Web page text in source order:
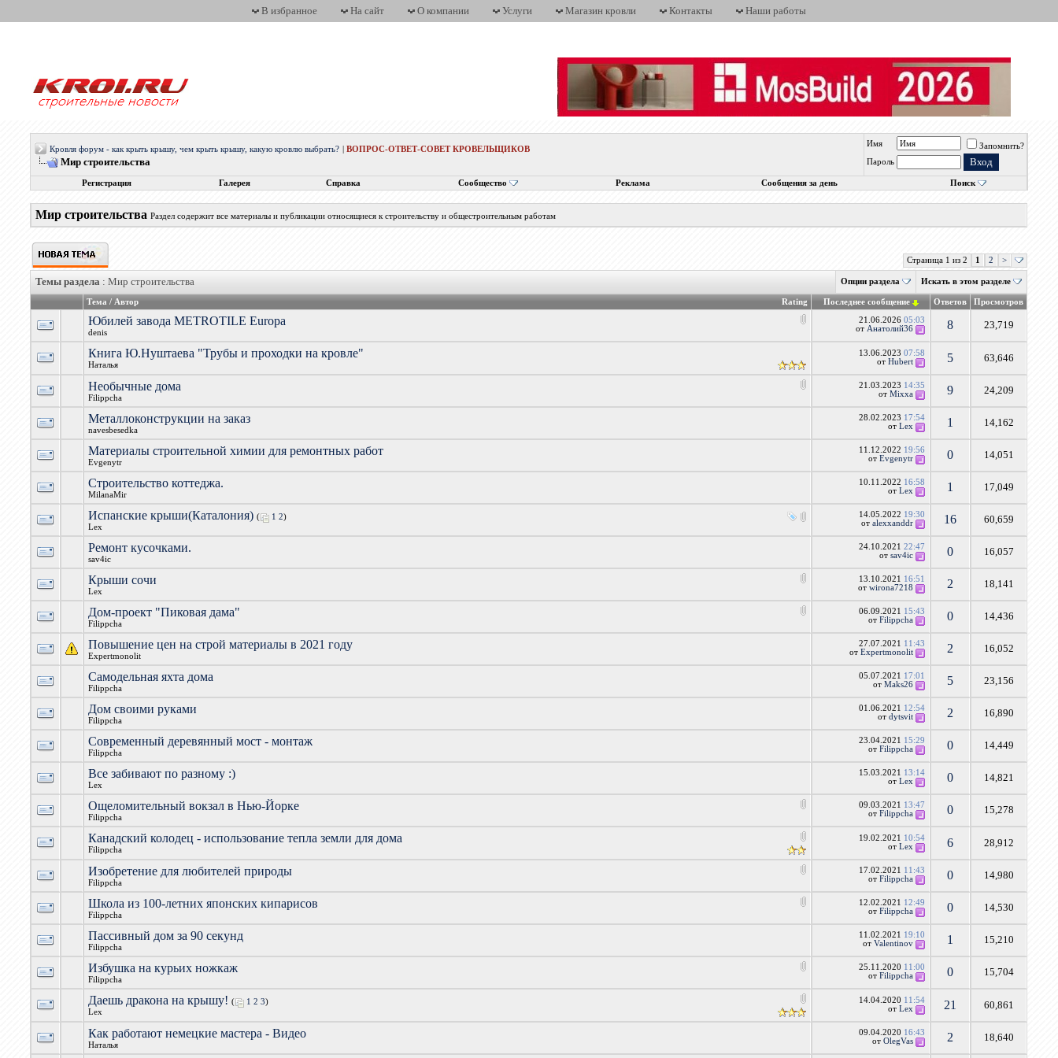
В избранное На сайт О компании Услуги Магазин кровли Контакты Наши работы
Кровля форум - как крыть крышу, чем крыть крышу, какую кровлю выбрать? |ВОПРОС-ОТВЕТ-СОВЕТ КРОВЕЛЬЩИКОВ
Мир строительства
Имя
Запомнить?
Пароль
Регистрация Галерея Справка Сообщество Реклама Сообщения за день Поиск
Мир строительства Раздел содержит все материалы и публикации относящиеся к строительству и общестроительным работам
Страница 1 из 2 1 2 >
Темы раздела : Мир строительства Опции раздела Искать в этом разделе
Rating
Тема / Автор Последнее сообщение Ответов Просмотров
Юбилей завода METROTILE Europa
denis
21.06.202605:03
от Анатолий36 8 23,719
Книга Ю.Нуштаева "Трубы и проходки на кровле"
Наталья
13.06.202307:58
отHubert 5 63,646
Необычные дома
Filippcha
21.03.2023 14:35
отMixxa 9 24,209
Металлоконструкции на заказ
navesbesedka
28.02.2023 17:54
отLex 1 14,162
Материалы строительной химии для ремонтных работ
Evgenytr
11.12.2022 19:56
отEvgenytr 0 14,051
Строительство коттеджа.
MilanaMir
10.11.2022 16:58
отLex 1 17,049
Испанские крыши(Каталония) ( 1 2)
Lex
14.05.2022 19:30
отalexxanddr 16 60,659
Ремонт кусочками.
sav4ic
24.10.202122:47
отsav4ic 0 16,057
Крыши сочи
Lex
13.10.2021 16:51
отwirona7218 2 18,141
Дом-проект "Пиковая дама"
Filippcha
06.09.2021 15:43
отFilippcha 0 14,436
Повышение цен на строй материалы в 2021 году
Expertmonolit
27.07.2021 11:43
отExpertmonolit 2 16,052
Самодельная яхта дома
Filippcha
05.07.2021 17:01
отMaks26 5 23,156
Дом своими руками
Filippcha
01.06.2021 12:54
отdytsvit 2 16,890
Современный деревянный мост - монтаж
Filippcha
23.04.2021 15:29
отFilippcha 0 14,449
Все забивают по разному :)
Lex
15.03.2021 13:14
отLex 0 14,821
Ощеломительный вокзал в Нью-Йорке
Filippcha
09.03.2021 13:47
отFilippcha 0 15,278
Канадский колодец - использование тепла земли для дома
Filippcha
19.02.2021 10:54
отLex 6 28,912
Изобретение для любителей природы
Filippcha
17.02.2021 11:43
отFilippcha 0 14,980
Школа из 100-летних японских кипарисов
Filippcha
12.02.2021 12:49
отFilippcha 0 14,530
Пассивный дом за 90 секунд
Filippcha
11.02.2021 19:10
отValentinov 1 15,210
Избушка на курьих ножкаж
Filippcha
25.11.2020 11:00
отFilippcha 0 15,704
Даешь дракона на крышу! ( 1 2 3)
Lex
14.04.2020 11:54
отLex 21 60,861
Как работают немецкие мастера - Видео
Наталья
09.04.2020 16:43
отOlegVas 2 18,640